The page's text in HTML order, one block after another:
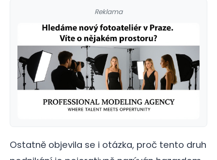
Reklama
Ostatně objevila se i otázka, proč tento druh